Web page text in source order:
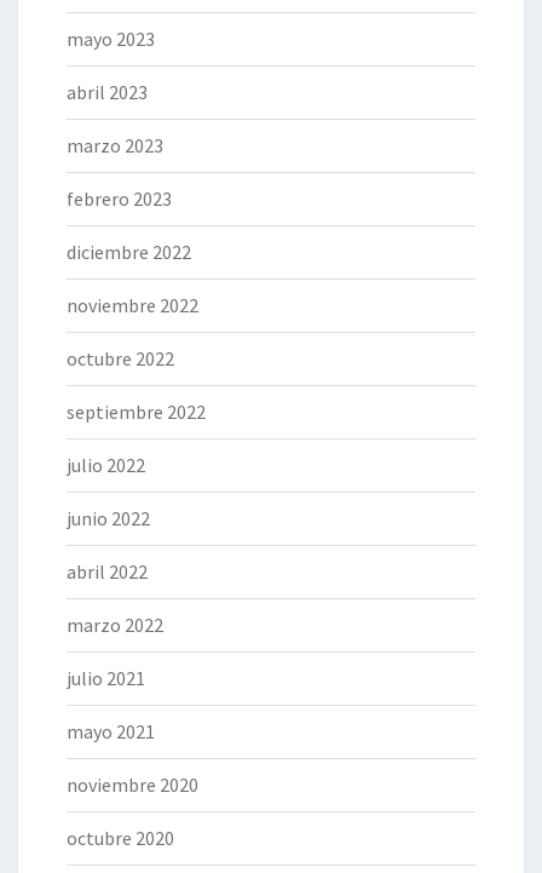
mayo 2023
abril 2023
marzo 2023
febrero 2023
diciembre 2022
noviembre 2022
octubre 2022
septiembre 2022
julio 2022
junio 2022
abril 2022
marzo 2022
julio 2021
mayo 2021
noviembre 2020
octubre 2020